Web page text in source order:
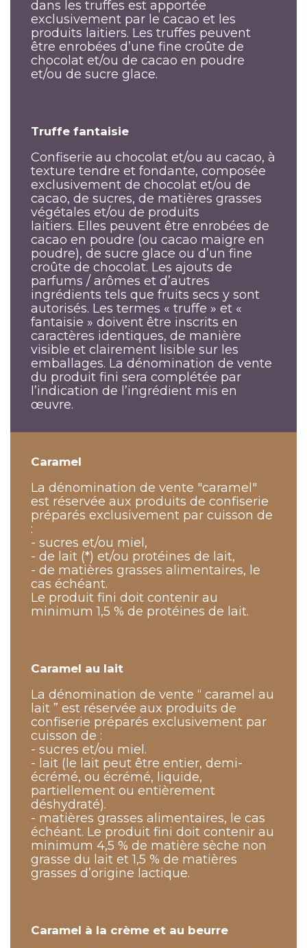
dans les truffes est apportée
exclusivement par le cacao et les
produits laitiers. Les truffes peuvent
être enrobées d’une fine croûte de
chocolat et/ou de cacao en poudre
et/ou de sucre glace.
Truffe fantaisie
Confiserie au chocolat et/ou au cacao, à
texture tendre et fondante, composée
exclusivement de chocolat et/ou de
cacao, de sucres, de matières grasses
végétales et/ou de produits
laitiers. Elles peuvent être enrobées de
cacao en poudre (ou cacao maigre en
poudre), de sucre glace ou d’un fine
croûte de chocolat. Les ajouts de
parfums / arômes et d’autres
ingrédients tels que fruits secs y sont
autorisés. Les termes « truffe » et «
fantaisie » doivent être inscrits en
caractères identiques, de manière
visible et clairement lisible sur les
emballages. La dénomination de vente
du produit fini sera complétée par
l’indication de l’ingrédient mis en
œuvre.
Caramel
La dénomination de vente "caramel"
est réservée aux produits de confiserie
préparés exclusivement par cuisson de
:
- sucres et/ou miel,
- de lait (*) et/ou protéines de lait,
- de matières grasses alimentaires, le
cas échéant.
Le produit fini doit contenir au
minimum 1,5 % de protéines de lait.
Caramel au lait
La dénomination de vente “ caramel au
lait ” est réservée aux produits de
confiserie préparés exclusivement par
cuisson de :
- sucres et/ou miel.
- lait (le lait peut être entier, demi-
écrémé, ou écrémé, liquide,
partiellement ou entièrement
déshydraté).
- matières grasses alimentaires, le cas
échéant. Le produit fini doit contenir au
minimum 4,5 % de matière sèche non
grasse du lait et 1,5 % de matières
grasses d’origine lactique.
Caramel à la crème et au beurre